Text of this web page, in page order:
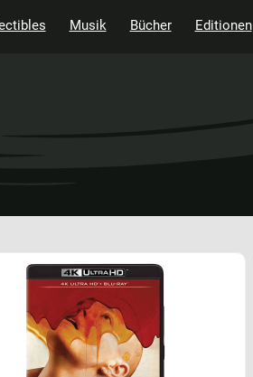
Musik Bücher Editionen